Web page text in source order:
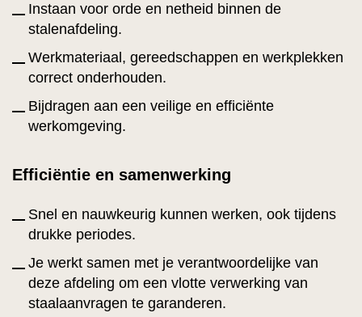
Instaan voor orde en netheid binnen de
stalenafdeling.
Werkmateriaal, gereedschappen en werkplekken
correct onderhouden.
Bijdragen aan een veilige en efficiënte
werkomgeving.
Efficiëntie en samenwerking
Snel en nauwkeurig kunnen werken, ook tijdens
drukke periodes.
Je werkt samen met je verantwoordelijke van
deze afdeling om een vlotte verwerking van
staalaanvragen te garanderen.